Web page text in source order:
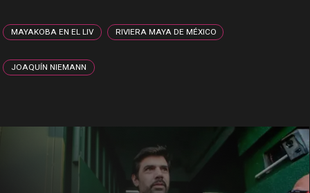
MAYAKOBA EN EL LIV RIVIERA MAYA DE MÉXICO
JOAQUÍN NIEMANN